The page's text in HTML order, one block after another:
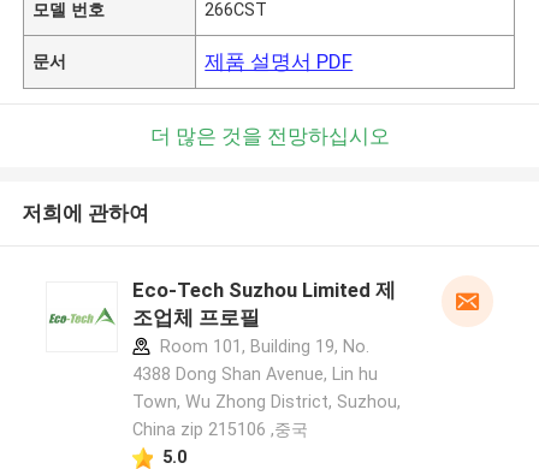
모델 번호 266CST
문서 제품 설명서 PDF
더 많은 것을 전망하십시오
저희에 관하여
Eco-Tech Suzhou Limited 제
조업체 프로필
Room 101, Building 19, No.
4388 Dong Shan Avenue, Lin hu
Town, Wu Zhong District, Suzhou,
China zip 215106 ,중국
5.0